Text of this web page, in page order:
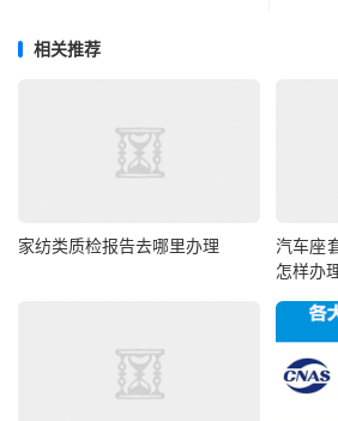
相关推荐
家纺类质检报告去哪里办理
汽车座
怎样办